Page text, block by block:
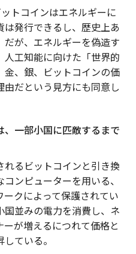
トコインはエネルギーに
発行できるし、歴史上あ
が、エネルギーを偽造す
人工知能に向けた「世界的
、銀、ビットコインの価
だという見方にも同意し
、一部小国に匹敵するまで
れるビットコインと引き換
ンピューターを用いる、
クによって保護されてい
並みの電力を消費し、ネ
が増えるにつれて価格と
ている。